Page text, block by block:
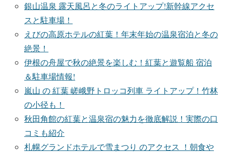
銀山温泉 露天風呂と冬のライトアップ!新幹線アクセ
スと駐車場！
えびの高原ホテルの紅葉！年末年始の温泉宿泊と冬の
絶景！
伊根の舟屋で秋の絶景を楽しむ！紅葉と遊覧船 宿泊
＆駐車場情報!
嵐山 の 紅葉 嵯峨野トロッコ列車 ライトアップ！竹林
の小径も！
秋田角館の紅葉と温泉宿の魅力を徹底解説！実際の口
コミも紹介
札幌グランドホテルで雪まつり のアクセス ！朝食や